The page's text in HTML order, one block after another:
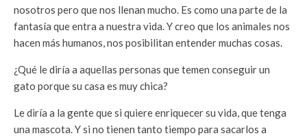
nosotros pero que nos llenan mucho. Es como una parte de la
fantasía que entra a nuestra vida. Y creo que los animales nos
hacen más humanos, nos posibilitan entender muchas cosas.
¿Qué le diría a aquellas personas que temen conseguir un
gato porque su casa es muy chica?
Le diría a la gente que si quiere enriquecer su vida, que tenga
una mascota. Y si no tienen tanto tiempo para sacarlos a